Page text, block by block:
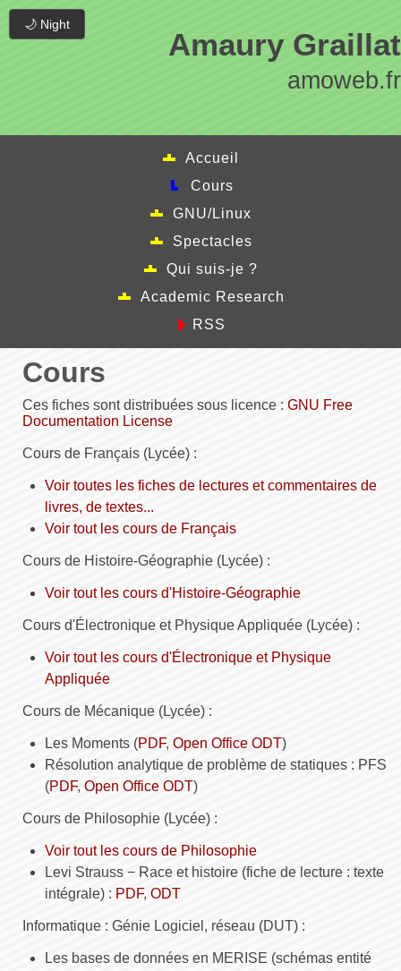
🌙 Night
Amaury Graillat
amoweb.fr
Accueil
Cours
GNU/Linux
Spectacles
Qui suis-je ?
Academic Research
RSS
Cours
Ces fiches sont distribuées sous licence : GNU Free
Documentation License
Cours de Français (Lycée) :
Voir toutes les fiches de lectures et commentaires de
livres, de textes...
Voir tout les cours de Français
Cours de Histoire-Géographie (Lycée) :
Voir tout les cours d'Histoire-Géographie
Cours d'Électronique et Physique Appliquée (Lycée) :
Voir tout les cours d'Électronique et Physique
Appliquée
Cours de Mécanique (Lycée) :
Les Moments (PDF, Open Office ODT)
Résolution analytique de problème de statiques : PFS
(PDF, Open Office ODT)
Cours de Philosophie (Lycée) :
Voir tout les cours de Philosophie
Levi Strauss − Race et histoire (fiche de lecture : texte
intégrale) : PDF, ODT
Informatique : Génie Logiciel, réseau (DUT) :
Les bases de données en MERISE (schémas entité